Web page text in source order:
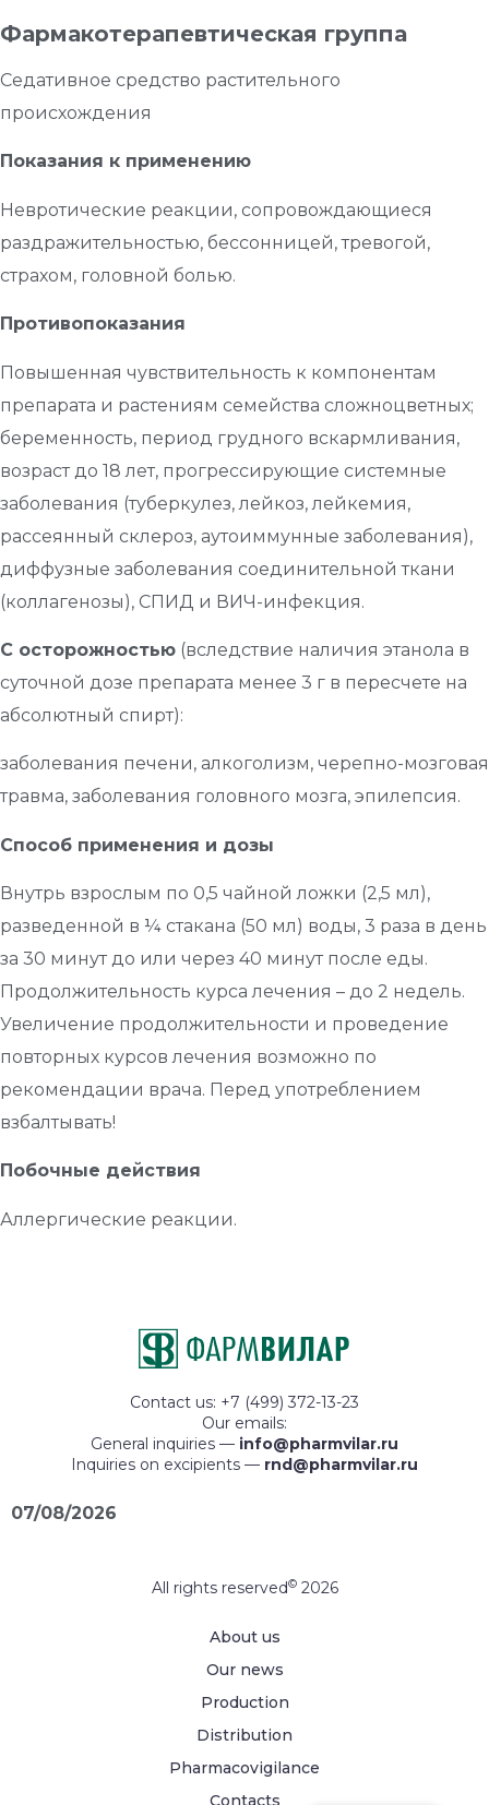
Фармакотерапевтическая группа
Седативное средство растительного
происхождения
Показания к применению
Невротические реакции, сопровождающиеся
раздражительностью, бессонницей, тревогой,
страхом, головной болью.
Противопоказания
Повышенная чувствительность к компонентам
препарата и растениям семейства сложноцветных;
беременность, период грудного вскармливания,
возраст до 18 лет, прогрессирующие системные
заболевания (туберкулез, лейкоз, лейкемия,
рассеянный склероз, аутоиммунные заболевания),
диффузные заболевания соединительной ткани
(коллагенозы), СПИД и ВИЧ-инфекция.
С осторожностью (вследствие наличия этанола в
суточной дозе препарата менее 3 г в пересчете на
абсолютный спирт):
заболевания печени, алкоголизм, черепно-мозговая
травма, заболевания головного мозга, эпилепсия.
Способ применения и дозы
Внутрь взрослым по 0,5 чайной ложки (2,5 мл),
разведенной в ¼ стакана (50 мл) воды, 3 раза в день
за 30 минут до или через 40 минут после еды.
Продолжительность курса лечения – до 2 недель.
Увеличение продолжительности и проведение
повторных курсов лечения возможно по
рекомендации врача. Перед употреблением
взбалтывать!
Побочные действия
Аллергические реакции.
Contact us: +7 (499) 372-13-23
Our emails:
General inquiries — info@pharmvilar.ru
Inquiries on excipients — rnd@pharmvilar.ru
07/08/2026
All rights reserved©2026
About us
Our news
Production
Distribution
Pharmacovigilance
Contacts